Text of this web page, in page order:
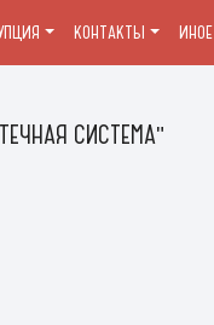
СИСТЕМА"
КОНТАКТЫ ИНОЕ